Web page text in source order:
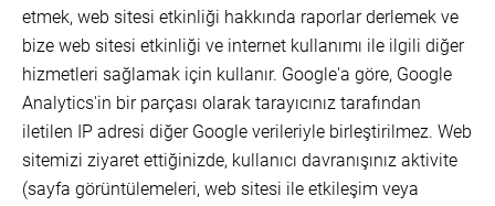
etmek, web sitesi etkinliği hakkında raporlar derlemek ve
bize web sitesi etkinliği ve internet kullanımı ile ilgili diğer
hizmetleri sağlamak için kullanır. Google'a göre, Google
Analytics'in bir parçası olarak tarayıcınız tarafından
iletilen IP adresi diğer Google verileriyle birleştirilmez. Web
sitemizi ziyaret ettiğinizde, kullanıcı davranışınız aktivite
(sayfa görüntülemeleri, web sitesi ile etkileşim veya